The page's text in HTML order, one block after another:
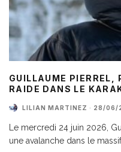
GUILLAUME PIERREL,
RAIDE DANS LE
LILIAN MARTINEZ · 28/06/
Le mercredi 24 juin 2026,
une avalanche dans le